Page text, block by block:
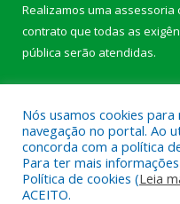
Realizamos uma assessoria
contrato que todas as
pública serão atendidas.
Todos os direitos
Nós usamos cookies
navegação no portal. Ao
concorda com a política
Para ter mais
Política de cookies (Leia
ACEITO.